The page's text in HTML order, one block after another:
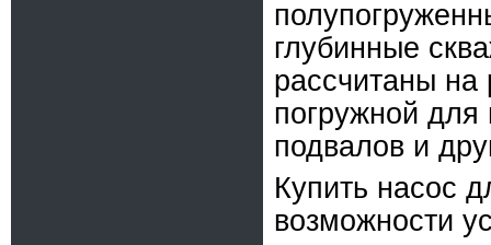
глубинные
рассчитаны на
погружной для
подвалов и
Купить насос
возможности